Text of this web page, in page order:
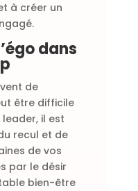
à créer un
dans
de
être difficile
il est
recul et de
de vos
par le désir
bien-être